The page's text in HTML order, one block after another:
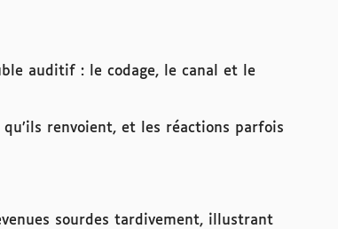
auditif : le codage, le canal et le
renvoient, et les réactions parfois
sourdes tardivement, illustrant